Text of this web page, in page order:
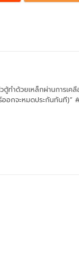
ทำด้วยเหล็กผ่านการ
ออกจะหมดประกันทันที